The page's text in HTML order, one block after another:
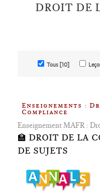
DROIT DE
Tous [10]
Enseignements :
Compliance
Enseignement MAFR :
🏫 DROIT DE LA
DE SUJETS